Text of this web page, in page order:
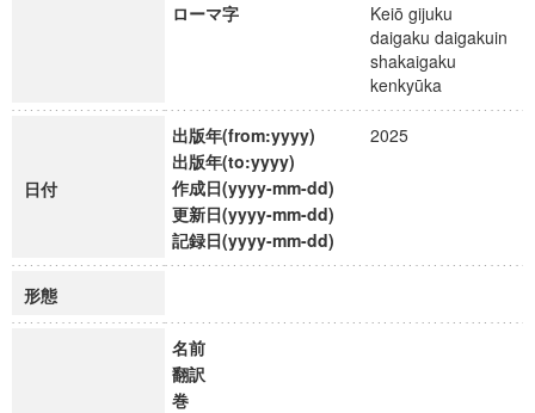
ローマ字
Keiō gijuku
daigaku daigakuin
shakaigaku
kenkyūka
日付
出版年(from:yyyy)
2025
出版年(to:yyyy)
作成日(yyyy-mm-dd)
更新日(yyyy-mm-dd)
記録日(yyyy-mm-dd)
形態
名前
翻訳
巻